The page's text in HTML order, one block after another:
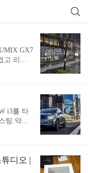
GX7
고 리사
까지
쉽게
- [전자기
GX7 |
테이트
적용
i3를 타
팅.약간
. * 대상
도 켜지
반포대
디오 |